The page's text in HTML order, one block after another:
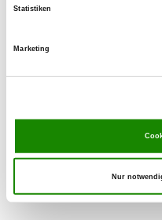
Statistiken
Marketing
Nur
0172 3971279
www.og-bremen-